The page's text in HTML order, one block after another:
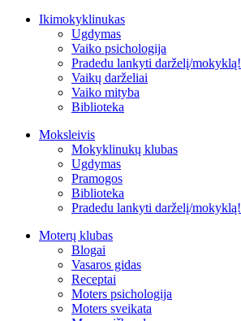
Ikimokyklinukas
Ugdymas
Vaiko psichologija
Pradedu lankyti darželį/mokyklą!
Vaikų darželiai
Vaiko mityba
Biblioteka
Moksleivis
Mokyklinukų klubas
Ugdymas
Pramogos
Biblioteka
Pradedu lankyti darželį/mokyklą!
Moterų klubas
Blogai
Vasaros gidas
Receptai
Moters psichologija
Moters sveikata